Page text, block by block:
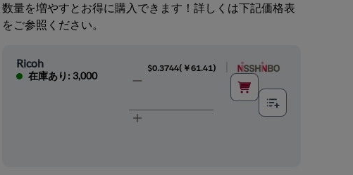
数量を増やすとお得に購入できます！詳しくは下記価格表
をご参照ください。
Ricoh
在庫あり: 3,000
$0.3744( ￥61.41)